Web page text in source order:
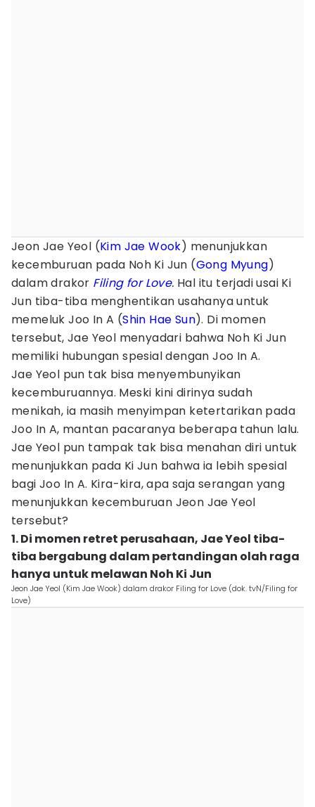
Jeon Jae Yeol (Kim Jae Wook) menunjukkan
kecemburuan pada Noh Ki Jun (Gong Myung)
dalam drakor Filing for Love. Hal itu terjadi usai Ki
Jun tiba-tiba menghentikan usahanya untuk
memeluk Joo In A (Shin Hae Sun). Di momen
tersebut, Jae Yeol menyadari bahwa Noh Ki Jun
memiliki hubungan spesial dengan Joo In A.
Jae Yeol pun tak bisa menyembunyikan
kecemburuannya. Meski kini dirinya sudah
menikah, ia masih menyimpan ketertarikan pada
Joo In A, mantan pacaranya beberapa tahun lalu.
Jae Yeol pun tampak tak bisa menahan diri untuk
menunjukkan pada Ki Jun bahwa ia lebih spesial
bagi Joo In A. Kira-kira, apa saja serangan yang
menunjukkan kecemburuan Jeon Jae Yeol
tersebut?
1. Di momen retret perusahaan, Jae Yeol tiba-
tiba bergabung dalam pertandingan olah raga
hanya untuk melawan Noh Ki Jun
Jeon Jae Yeol (Kim Jae Wook) dalam drakor Filing for Love (dok. tvN/Filing for
Love)